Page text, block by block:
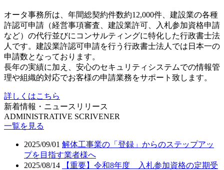
オータ事務所は、年間総契約件数約12,000件、建設業の各種
許認可申請（経営事項審査、建設業許可、入札参加資格申請
など）の代行並びにコンサルティングに特化した行政書士法
人です。建設業許認可申請を行う行政書士法人では日本一の
申請数となっております。
長年の実績に加え、安心のセキュリティシステムでの情報管
理や組織的対応でお客様の申請業務をサポート致します。
詳しくはこちら
新着情報・ニュースリリース
ADMINISTRATIVE SCRIVENER
一覧を見る
2025/09/01 解体工事業の「登録」からのステップアッ
プを目指す業者様へ
2025/08/14
【重要】令和8年度 入札参加資格の定期受